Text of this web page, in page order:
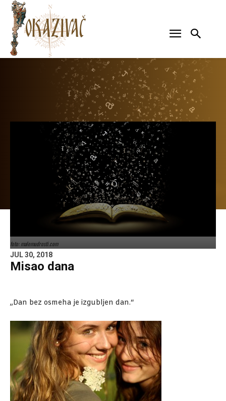
foto: malemudrosti.com
JUL 30, 2018
Misao dana
„Dan bez osmeha je izgubljen dan.“